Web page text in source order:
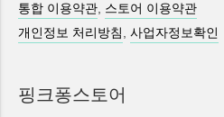
통합 이용약관, 스토어 이용약관
개인정보 처리방침,사업자정보확인
핑크퐁스토어